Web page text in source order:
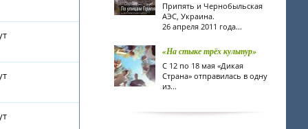
Припять и Чернобыльская
АЭС, Украина.
26 апреля 2011 года...
«На стыке трёх культур»
С 12 по 18 мая «Дикая
Страна» отправилась в одну
из...